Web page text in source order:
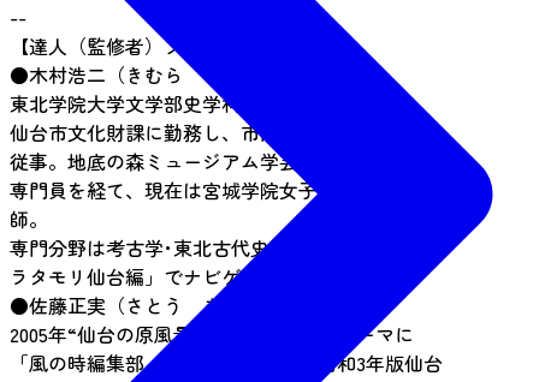
--
【達人（監修者）プロフィール】
●木村浩二（きむら こうじ）
東北学院大学文学部史学科(考古学専攻)卒業。
仙台市文化財課に勤務し、市内の遺跡発掘調査に
従事。地底の森ミュージアム学芸室長、文化財課
専門員を経て、現在は宮城学院女子大学非常勤講
師。
専門分野は考古学･東北古代史。ＮＨＫテレビ「ブ
ラタモリ仙台編」でナビゲーターを務める。
●佐藤正実（さとう まさみ）
2005年“仙台の原風景を観る、知る”をテーマに
「風の時編集部」を設立。2006年「昭和3年版仙台